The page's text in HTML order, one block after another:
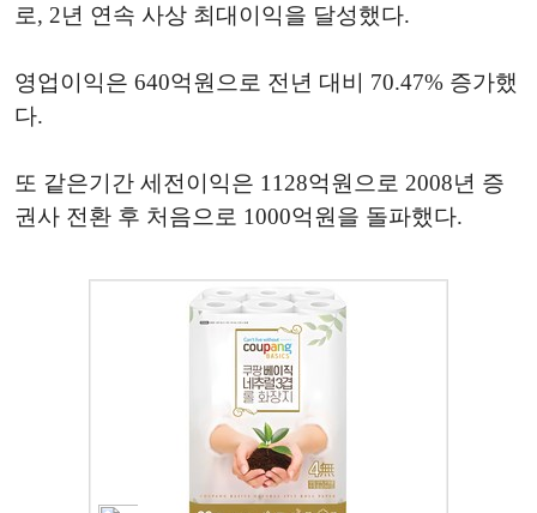
로, 2년 연속 사상 최대이익을 달성했다.
영업이익은 640억원으로 전년 대비 70.47% 증가했
다.
또 같은기간 세전이익은 1128억원으로 2008년 증
권사 전환 후 처음으로 1000억원을 돌파했다.